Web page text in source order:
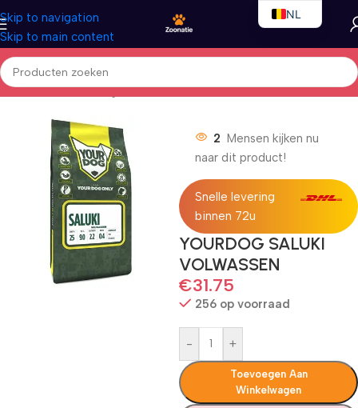
Skip to navigation
Skip to main content
Home/Honden/Droogvoer
2 Mensen kijken nu
naar dit product!
Snelle levering
binnen 72u
YOURDOG SALUKI
VOLWASSEN
€31.75
256 op voorraad
- +
Toevoegen Aan
Winkelwagen
NL